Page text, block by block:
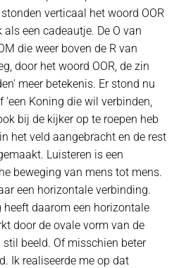
verticaal het woord OOR
een cadeautje. De O van
die weer boven de R van
door het woord OOR, de zin
meer betekenis. Er stond nu
'een Koning die wil verbinden,
bij de kijker op te roepen heb
het veld aangebracht en de rest
Luisteren is een
beweging van mens tot mens.
een horizontale verbinding.
heeft daarom een horizontale
door de ovale vorm van de
beeld. Of misschien beter
Ik realiseerde me op dat